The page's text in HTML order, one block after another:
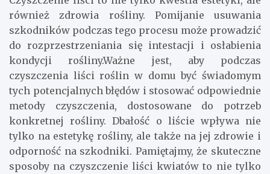
również zdrowia rośliny. Pomijanie usuwania
szkodników podczas tego procesu może prowadzić
do rozprzestrzeniania się intestacji i osłabienia
kondycji rośliny.Ważne jest, aby podczas
czyszczenia liści roślin w domu być świadomym
tych potencjalnych błędów i stosować odpowiednie
metody czyszczenia, dostosowane do potrzeb
konkretnej rośliny. Dbałość o liście wpływa nie
tylko na estetykę rośliny, ale także na jej zdrowie i
odporność na szkodniki. Pamiętajmy, że skuteczne
sposoby na czyszczenie liści kwiatów to nie tylko